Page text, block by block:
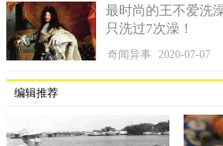
最时尚的王不爱洗
只洗过7次澡！
奇闻异事 2020-07-07
编辑推荐